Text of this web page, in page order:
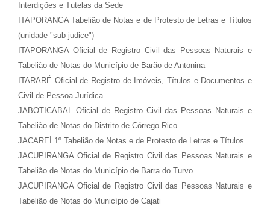
Interdições e Tutelas da Sede
ITAPORANGA Tabelião de Notas e de Protesto de Letras e Títulos
(unidade "sub judice")
ITAPORANGA Oficial de Registro Civil das Pessoas Naturais e
Tabelião de Notas do Município de Barão de Antonina
ITARARÉ Oficial de Registro de Imóveis, Títulos e Documentos e
Civil de Pessoa Jurídica
JABOTICABAL Oficial de Registro Civil das Pessoas Naturais e
Tabelião de Notas do Distrito de Córrego Rico
JACAREÍ 1º Tabelião de Notas e de Protesto de Letras e Títulos
JACUPIRANGA Oficial de Registro Civil das Pessoas Naturais e
Tabelião de Notas do Município de Barra do Turvo
JACUPIRANGA Oficial de Registro Civil das Pessoas Naturais e
Tabelião de Notas do Município de Cajati